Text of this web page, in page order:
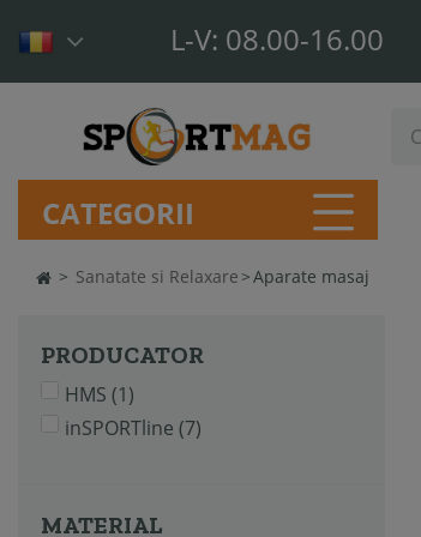
L-V: 08.00-16.00
CATEGORII
> Sanatate si Relaxare >Aparate masaj
PRODUCATOR
HMS (1)
inSPORTline (7)
MATERIAL